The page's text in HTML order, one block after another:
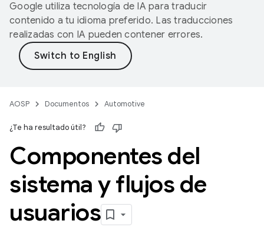
Google utiliza tecnología de IA para traducir
contenido a tu idioma preferido. Las traducciones
realizadas con IA pueden contener errores.
AOSP Documentos Automotive
¿Te ha resultado útil?
Componentes del
sistema y flujos de
usuarios